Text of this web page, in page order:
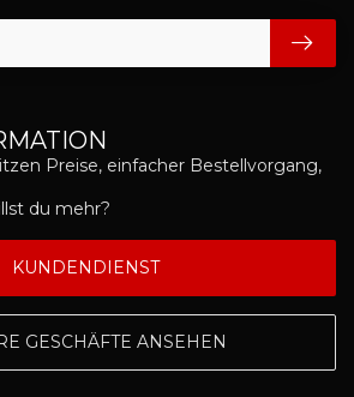
Preise, einfacher Bestellvorgang,
du mehr?
KUNDENDIENST
GESCHÄFTE ANSEHEN